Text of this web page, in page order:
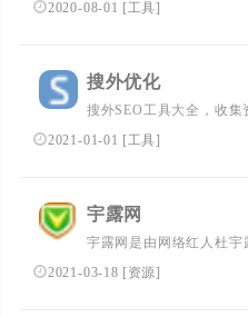
检测、网站速度测试、
2020-08-01 [工具]
搜外优化
搜外SEO工具大全，收集
长工具，包括综合查询
2021-01-01 [工具]
宇露网
宇露网是由网络红人杜
最高的百度seo优化及新
seo优化技巧经验教程
2021-03-18 [资源]